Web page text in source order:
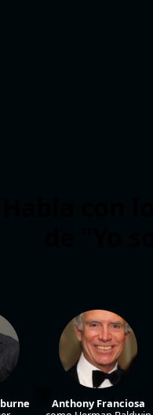
Anthony Franciosa